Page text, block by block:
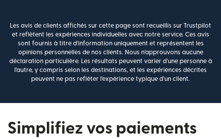
Les avis de clients affichés sur cette page sont recueillis sur Trustpilot
et reflètent les expériences individuelles avec notre service. Ces avis
sont fournis à titre d'information uniquement et représentent les
opinions personnelles de nos clients. Nous n'approuvons aucune
déclaration particulière. Les résultats peuvent varier d'une personne à
l'autre, y compris selon les destinations, et les expériences décrites
peuvent ne pas refléter l'expérience typique d'un client.
Simplifiez vos paiements